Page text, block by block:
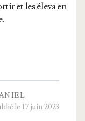
et les éle­va en
le 17 juin 2023